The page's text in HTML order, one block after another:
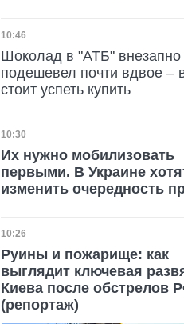
Дата публикации
10:46
Шоколад в "АТБ" внезапно
подешевел почти вдвое –
стоит успеть купить
Дата публикации
10:30
Их нужно мобилизовать
первыми. В Украине
изменить очередность
Дата публикации
10:26
Руины и пожарище: как
выглядит ключевая
Киева после обстрелов
(репортаж)